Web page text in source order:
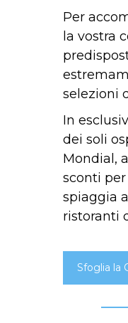
Per
la vostra
selezioni
In
dei soli
Mondial,
sconti
spiaggia
ristoranti
Sfoglia la